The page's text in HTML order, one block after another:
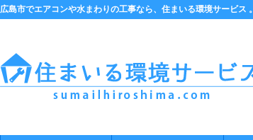
広島市でエアコンや水まわりの工事なら、住まいる環境サービス 。